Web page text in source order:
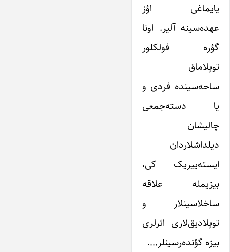
یایماغی اؤز
عهده‌سینه آلیر. اونا
گؤره فولکلور
توپلاماق
ساحه‌سینده فردی و
یا دسته‌جمعی
چالیشان
دیلداشلاردان
ایسته‌ییریک کی،
بیزیمله علاقه
ساخلاسینلار و
‌توپلادیق‌لاری اثرلری
بیزه گؤنده‌رسینلر….